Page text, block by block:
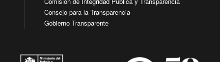
Consejo para la Transparencia
Gobierno Transparente